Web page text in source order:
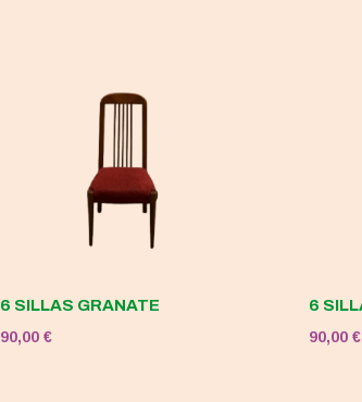
6 SILLAS GRANATE
90,00 €
6
90,00 €